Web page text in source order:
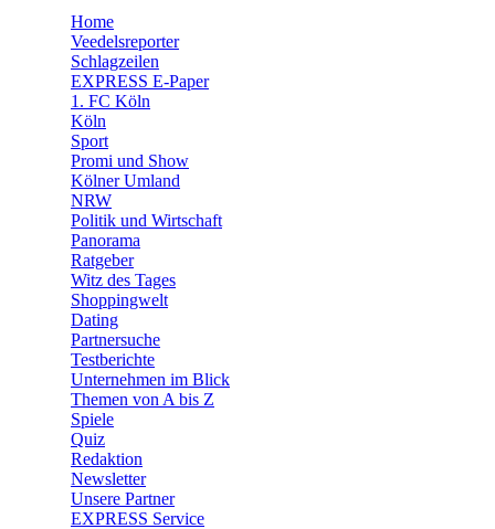
Home
Veedelsreporter
Schlagzeilen
EXPRESS E-Paper
1. FC Köln
Köln
Sport
Promi und Show
Kölner Umland
NRW
Politik und Wirtschaft
Panorama
Ratgeber
Witz des Tages
Shoppingwelt
Dating
Partnersuche
Testberichte
Unternehmen im Blick
Themen von A bis Z
Spiele
Quiz
Redaktion
Newsletter
Unsere Partner
EXPRESS Service